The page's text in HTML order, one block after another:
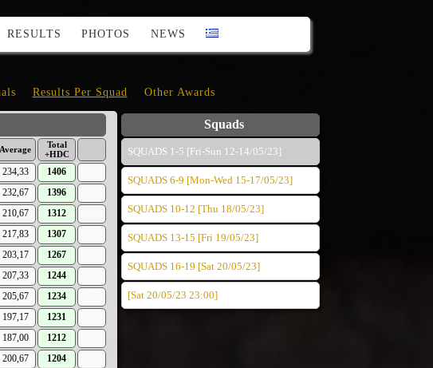
RESULTS PHOTOS NEWS
Results Per Squad Other Awards
Average
Total
+HDC
234,33 1406
232,67 1396
210,67 1312
217,83 1307
203,17 1267
207,33 1244
205,67 1234
197,17 1231
187,00 1212
200,67 1204
Squads
SQUADS 1-5 [Fri-Sun 12-14/05/23]
SQUADS 6-9 [Mon-Wed 15-17/05/23]
SQUADS 10-12 [Thu 18/05/23]
SQUADS 13-15 [Fri 19/05/23]
SQUADS 16-19 [Sat 20/05/23]
[Sat 20/05/23 23:00]